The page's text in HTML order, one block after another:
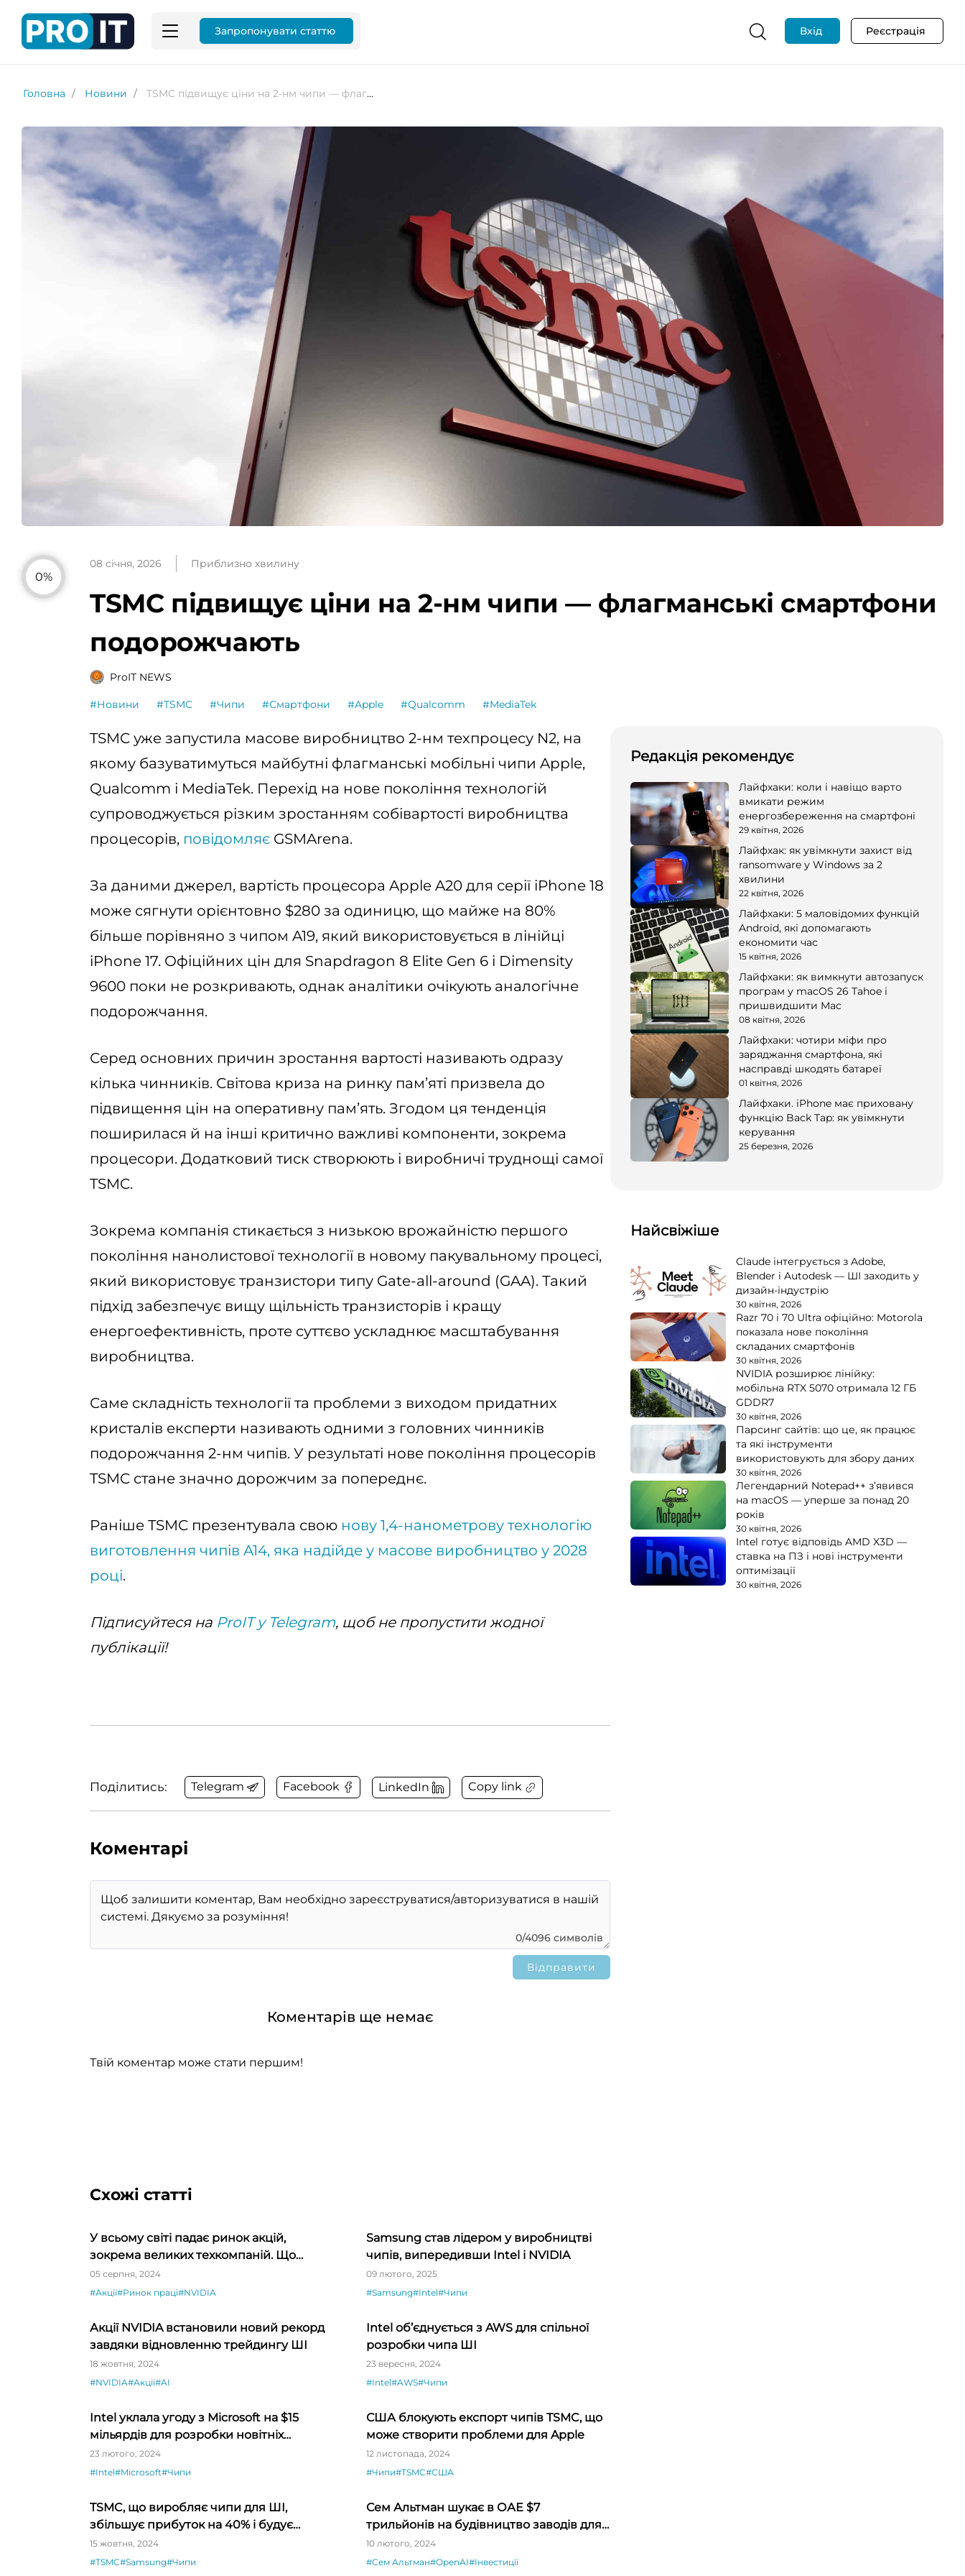
Запропонувати статтю Вхід Реєстрація
Головна Новини TSMC підвищує ціни на 2-нм чипи — флагманські смартфони подорожчають
0%
08 січня, 2026 Приблизно хвилину
TSMC підвищує ціни на 2-нм чипи — флагманські смартфони
подорожчають
ProIT NEWS
#Новини #TSMC #Чипи #Смартфони #Apple #Qualcomm #MediaTek
TSMC уже запустила масове виробництво 2-нм техпроцесу N2, на
якому базуватимуться майбутні флагманські мобільні чипи Apple,
Qualcomm і MediaTek. Перехід на нове покоління технологій
супроводжується різким зростанням собівартості виробництва
процесорів, повідомляє GSMArena.
За даними джерел, вартість процесора Apple A20 для серії iPhone 18
може сягнути орієнтовно $280 за одиницю, що майже на 80%
більше порівняно з чипом A19, який використовується в лінійці
iPhone 17. Офіційних цін для Snapdragon 8 Elite Gen 6 і Dimensity
9600 поки не розкривають, однак аналітики очікують аналогічне
подорожчання.
Серед основних причин зростання вартості називають одразу
кілька чинників. Світова криза на ринку пам’яті призвела до
підвищення цін на оперативну пам’ять. Згодом ця тенденція
поширилася й на інші критично важливі компоненти, зокрема
процесори. Додатковий тиск створюють і виробничі труднощі самої
TSMC.
Зокрема компанія стикається з низькою врожайністю першого
покоління нанолистової технології в новому пакувальному процесі,
який використовує транзистори типу Gate-all-around (GAA). Такий
підхід забезпечує вищу щільність транзисторів і кращу
енергоефективність, проте суттєво ускладнює масштабування
виробництва.
Саме складність технології та проблеми з виходом придатних
кристалів експерти називають одними з головних чинників
подорожчання 2-нм чипів. У результаті нове покоління процесорів
TSMC стане значно дорожчим за попереднє.
Раніше TSMC презентувала свою нову 1,4-нанометрову технологію
виготовлення чипів A14, яка надійде у масове виробництво у 2028
році.
Підписуйтеся на ProIT у Telegram, щоб не пропустити жодної
публікації!
Поділитись: Telegram Facebook LinkedIn Copy link
Коментарі
0/4096 символів
Коментарів ще немає
Твій коментар може стати першим!
Схожі статті
У всьому світі падає ринок акцій,
зокрема великих техкомпаній. Що
відбувається?
05 серпня, 2024
#Акції#Ринок праці#NVIDIA
Samsung став лідером у виробництві
чипів, випередивши Intel і NVIDIA
09 лютого, 2025
#Samsung#Intel#Чипи
Акції NVIDIA встановили новий рекорд
завдяки відновленню трейдингу ШІ
18 жовтня, 2024
#NVIDIA#Акції#AI
Intel об’єднується з AWS для спільної
розробки чипа ШІ
23 вересня, 2024
#Intel#AWS#Чипи
Intel уклала угоду з Microsoft на $15
мільярдів для розробки новітніх
мікросхем
23 лютого, 2024
#Intel#Microsoft#Чипи
США блокують експорт чипів TSMC, що
може створити проблеми для Apple
12 листопада, 2024
#Чипи#TSMC#США
TSMC, що виробляє чипи для ШІ,
збільшує прибуток на 40% і будує
заводи по всьому світу
15 жовтня, 2024
#TSMC#Samsung#Чипи
Сем Альтман шукає в ОАЕ $7
трильйонів на будівництво заводів для
виробництва ШІ-чипів
10 лютого, 2024
#Сем Альтман#OpenAI#Інвестиції
Редакція рекомендує
Лайфхаки: коли і навіщо варто
вмикати режим
енергозбереження на смартфоні
29 квітня, 2026
Лайфхак: як увімкнути захист від
ransomware у Windows за 2
хвилини
22 квітня, 2026
Лайфхаки: 5 маловідомих функцій
Android, які допомагають
економити час
15 квітня, 2026
Лайфхаки: як вимкнути автозапуск
програм у macOS 26 Tahoe і
пришвидшити Mac
08 квітня, 2026
Лайфхаки: чотири міфи про
заряджання смартфона, які
насправді шкодять батареї
01 квітня, 2026
Лайфхаки. iPhone має приховану
функцію Back Tap: як увімкнути
керування
25 березня, 2026
Найсвіжіше
Claude інтегрується з Adobe,
Blender і Autodesk — ШІ заходить у
дизайн-індустрію
30 квітня, 2026
Razr 70 і 70 Ultra офіційно: Motorola
показала нове покоління
складаних смартфонів
30 квітня, 2026
NVIDIA розширює лінійку:
мобільна RTX 5070 отримала 12 ГБ
GDDR7
30 квітня, 2026
Парсинг сайтів: що це, як працює
та які інструменти
використовують для збору даних
30 квітня, 2026
Легендарний Notepad++ з’явився
на macOS — уперше за понад 20
років
30 квітня, 2026
Intel готує відповідь AMD X3D —
ставка на ПЗ і нові інструменти
оптимізації
30 квітня, 2026